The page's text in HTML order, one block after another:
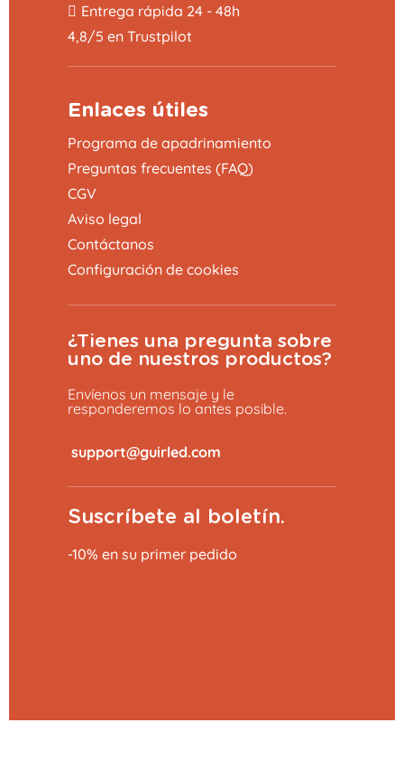
Entrega rápida 24 - 48h
4,8/5 en Trustpilot
Enlaces útiles
Programa de apadrinamiento
Preguntas frecuentes (FAQ)
CGV
Aviso legal
Contáctanos
Configuración de cookies
¿Tienes una pregunta sobre
uno de nuestros productos?
Envíenos un mensaje y le
responderemos lo antes posible.
Suscríbete al boletín.
-10% en su primer pedido